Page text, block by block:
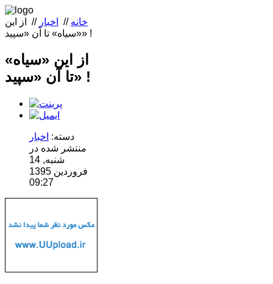
خانه // اخبار //
از این
«سیاه» تا آن «سپید» !‌
از این «سیاه»
تا آن «سپید» !‌
دسته: اخبار
منتشر شده در
شنبه, 14
فروردين 1395
09:27